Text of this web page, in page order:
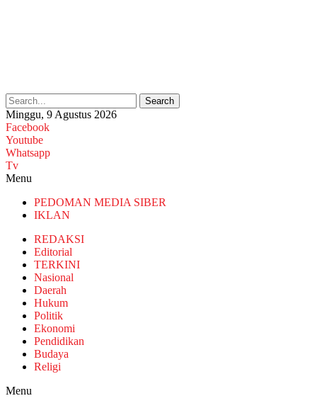
Search
Minggu, 9 Agustus 2026
Facebook
Youtube
Whatsapp
Tv
Menu
PEDOMAN MEDIA SIBER
IKLAN
REDAKSI
Editorial
TERKINI
Nasional
Daerah
Hukum
Politik
Ekonomi
Pendidikan
Budaya
Religi
Menu